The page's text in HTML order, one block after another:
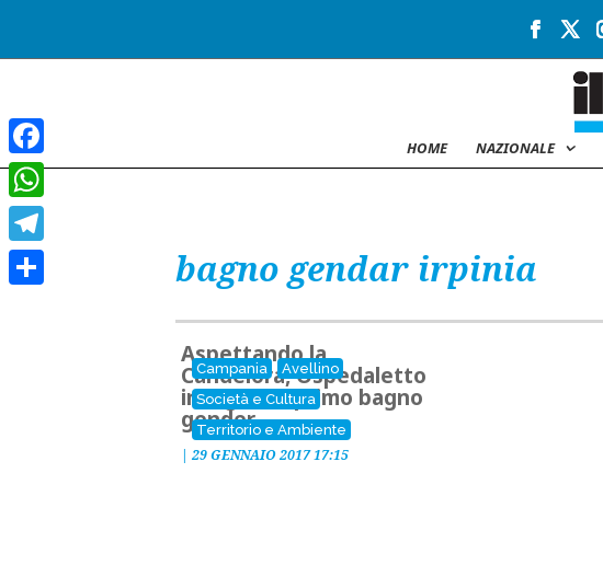
HOME NAZIONALE
bagno gendar irpinia
Campania
Avellino
Società e Cultura
Territorio e Ambiente
Aspettando la
Candelora, Ospedaletto
inaugura il primo bagno
gender
| 29 GENNAIO 2017 17:15
Facebook
WhatsApp
Telegram